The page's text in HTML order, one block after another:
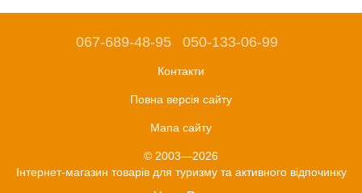
067-689-48-95 050-133-06-99
Контакти
Повна версія сайту
Мапа сайту
© 2003—2026
Інтернет-магазин товарів для туризму та активного відпочинку